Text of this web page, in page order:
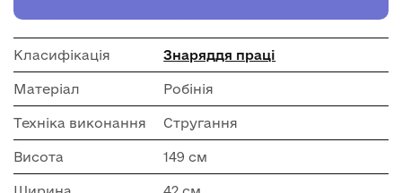
Класифікація Знаряддя праці
Матеріал Робінія
Техніка виконання Стругання
Висота 149 см